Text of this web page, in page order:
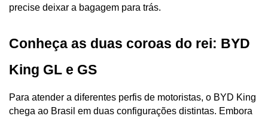
precise deixar a bagagem para trás.
Conheça as duas coroas do rei: BYD
King GL e GS
Para atender a diferentes perfis de motoristas, o BYD King
chega ao Brasil em duas configurações distintas. Embora